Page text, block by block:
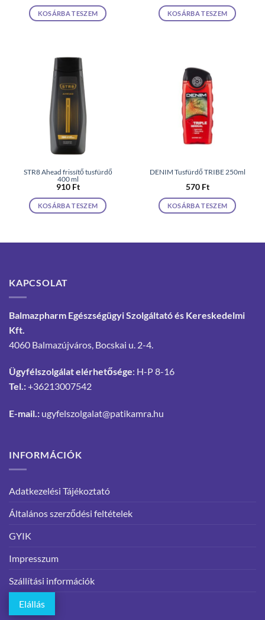
KOSÁRBA TESZEM KOSÁRBA TESZEM
STR8 Ahead frissítő tusfürdő
400 ml
910 Ft
KOSÁRBA TESZEM
DENIM Tusfürdő TRIBE 250ml
570 Ft
KOSÁRBA TESZEM
KAPCSOLAT
Balmazpharm Egészségügyi Szolgáltató és Kereskedelmi
Kft.
4060 Balmazújváros, Bocskai u. 2-4.
Ügyfélszolgálat elérhetősége: H-P 8-16
Tel.:+36213007542
E-mail.: ugyfelszolgalat@patikamra.hu
INFORMÁCIÓK
Adatkezelési Tájékoztató
Általános szerződési feltételek
GYIK
Impresszum
Szállítási információk
Elállás